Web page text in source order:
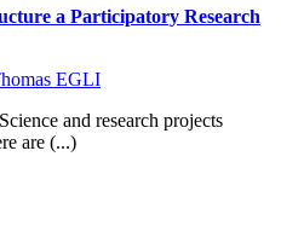
a Participatory Research
EGLI
and research projects
are (...)